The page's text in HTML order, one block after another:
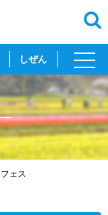
しぜん
toggle
ェス